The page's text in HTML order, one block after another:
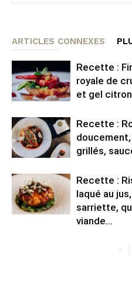
ARTICLES CONNEXES
Recette :
royale de
et gel citron
Recette :
grillés,
Recette :
laqué au
sarriette,
viande...